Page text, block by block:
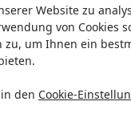
Website zu
von Cookies
um Ihnen ein
den Cookie-
Elektrogrill
inkl.
im Sorglos-